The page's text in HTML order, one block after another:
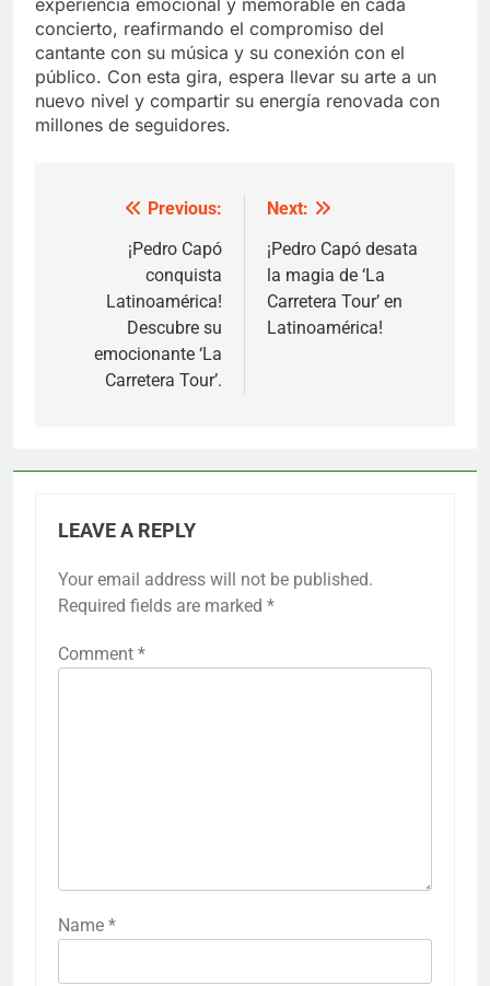
concierto, reafirmando el compromiso del
cantante con su música y su conexión con el
público. Con esta gira, espera llevar su arte a un
nuevo nivel y compartir su energía renovada con
millones de seguidores.
navigation
Previous:
¡Pedro Capó
conquista
Latinoamérica!
Descubre su
emocionante ‘La
Carretera Tour’.
Next:
¡Pedro Capó desata
la magia de ‘La
Carretera Tour’ en
Latinoamérica!
LEAVE A REPLY
Your email address will not be published.
Required fields are marked *
Comment *
Name *